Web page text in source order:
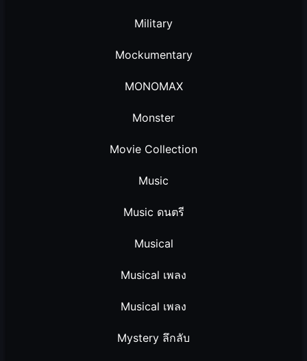
Military
Mockumentary
MONOMAX
Monster
Movie Collection
Music
Music ดนตรี
Musical
Musical เพลง
Musical เพลง
Mystery ลึกลับ